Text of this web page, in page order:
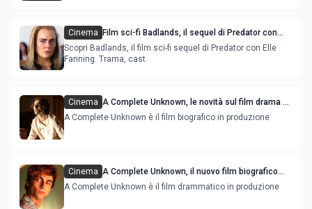
Cinema
Film sci-fi Badlands, il sequel di Predator con
Elle Fanning
Scopri Badlands, il film sci-fi sequel di Predator con Elle
Fanning. Trama, cast
Cinema A Complete Unknown, le novità sul film drama su
Bob Dylan con Timothée Chalamet
A Complete Unknown è il film biografico in produzione
Cinema A Complete Unknown, il nuovo film biografico
con Timothée Chalamet e Elle Fanning
A Complete Unknown è il film drammatico in produzione